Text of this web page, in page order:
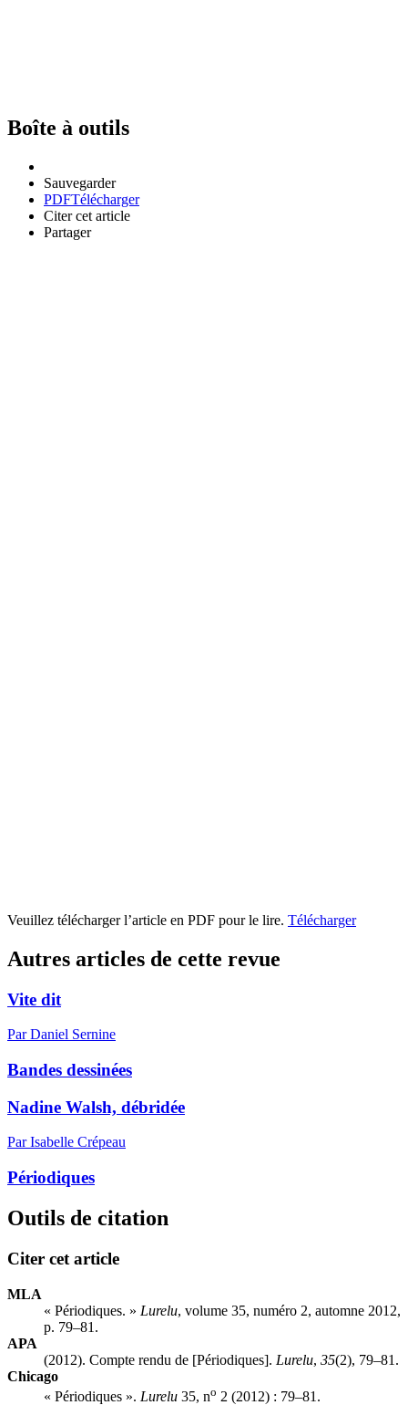
Boîte à outils
Sauvegarder
PDFTélécharger
Citer cet article
Partager
Veuillez télécharger l’article en PDF pour le lire. Télécharger
Autres articles de cette revue
Vite dit
Par Daniel Sernine
Bandes dessinées
Nadine Walsh, débridée
Par Isabelle Crépeau
Périodiques
Outils de citation
Citer cet article
MLA
« Périodiques. » Lurelu, volume 35, numéro 2, automne 2012,
p. 79–81.
APA
(2012). Compte rendu de [Périodiques]. Lurelu, 35(2), 79–81.
Chicago
« Périodiques ». Lurelu 35, no 2 (2012) : 79–81.